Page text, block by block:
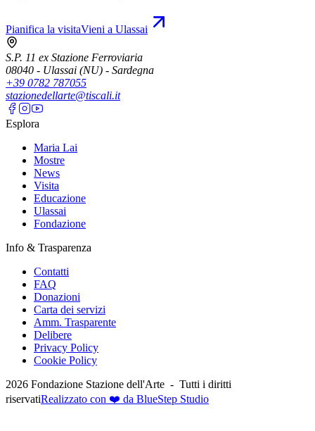
Pianifica la visitaVieni a Ulassai
S.P. 11 ex Stazione Ferroviaria
08040 - Ulassai (NU) - Sardegna
+39 0782 787055
stazionedellarte@tiscali.it
Esplora
Maria Lai
Mostre
News
Visita
Educazione
Ulassai
Fondazione
Info & Trasparenza
Contatti
FAQ
Donazioni
Carta dei servizi
Amm. Trasparente
Delibere
Privacy Policy
Cookie Policy
2026 Fondazione Stazione dell'Arte - Tutti i diritti
riservatiRealizzato con ❤️ da BlueStep Studio